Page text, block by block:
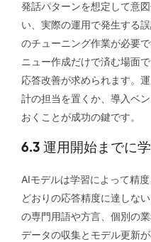
発話パターンを想定して意
い、実際の運用で発生する
のチューニング作業が必要
ニュー作成だけで済む場面
応答改善が求められます。
計の担当を置くか、導入ベ
おくことが成功の鍵です。
6.3 運用開始までに
AIモデルは学習によって精
どおりの応答精度に達しな
の専門用語や方言、個別の
データの収集とモデル更新